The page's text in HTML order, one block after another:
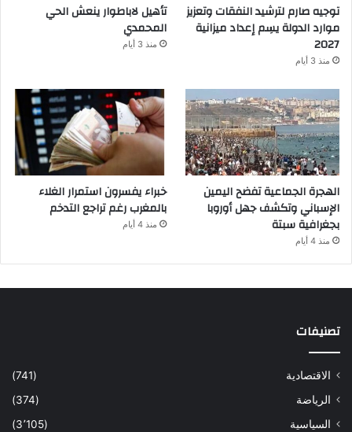
توجيه صارم لترشيد النفقات وتعزيز
موارد الدولة يسِم إعداد ميزانية
2027
منذ 3 أيام
تأهيل لاباطوار ينعش الحي
المحمدي
منذ 3 أيام
الهجرة الجماعية تفضح اليمين
الإسباني وتكشف جهل أوروبا
بجغرافية سبتة
منذ 4 أيام
خبراء يفسرون استمرار الغلاء
بالمغرب رغم تراجع التدخم
منذ 4 أيام
تصنيفات
الاقتصادية
(741)
الرياضة
(374)
السياسية
(3٬105)